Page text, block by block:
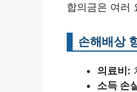
합의금은 여러
손해배상
의료비:
소득 손